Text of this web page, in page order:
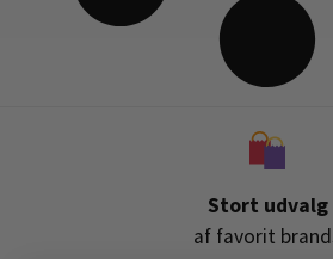
Stort udvalg
af favorit